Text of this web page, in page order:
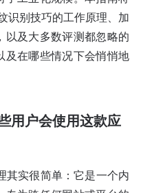
识别技巧的工作原理、加
以及大多数评测都忽略的
及在哪些情况下会悄悄地
用户会使用这款应
其实很简单：它是一个内